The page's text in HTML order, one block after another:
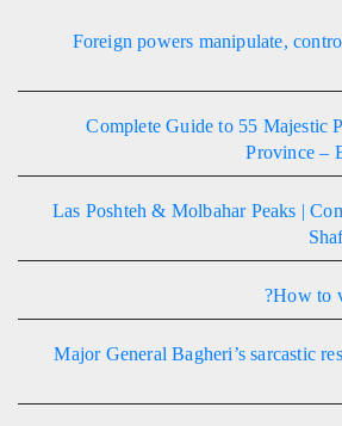
Foreign powers manipulate,
Complete Guide to 55 Majestic
Province –
Las Poshteh & Molbahar Peaks |
How to
Major General Bagheri’s sarcastic